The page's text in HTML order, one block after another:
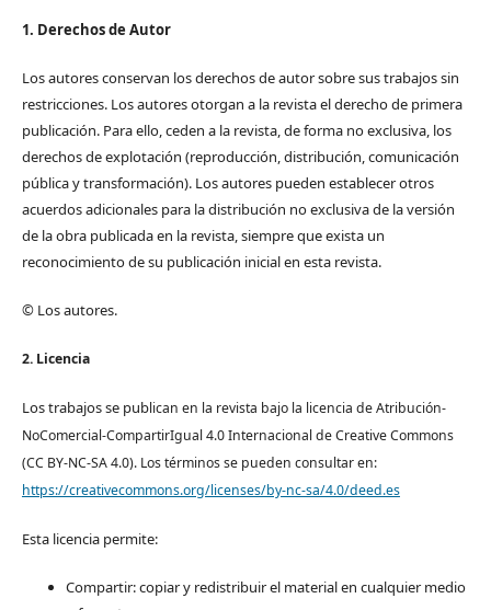
1. Derechos de Autor
Los autores conservan los derechos de autor sobre sus trabajos sin
restricciones. Los autores otorgan a la revista el derecho de primera
publicación. Para ello, ceden a la revista, de forma no exclusiva, los
derechos de explotación (reproducción, distribución, comunicación
pública y transformación). Los autores pueden establecer otros
acuerdos adicionales para la distribución no exclusiva de la versión
de la obra publicada en la revista, siempre que exista un
reconocimiento de su publicación inicial en esta revista.
© Los autores.
2. Licencia
Los trabajos se publican en la revista bajo la licencia de Atribución-
NoComercial-CompartirIgual 4.0 Internacional de Creative Commons
(CC BY-NC-SA 4.0). Los términos se pueden consultar en:
https://creativecommons.org/licenses/by-nc-sa/4.0/deed.es
Esta licencia permite:
Compartir: copiar y redistribuir el material en cualquier medio